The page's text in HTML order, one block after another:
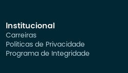
Institucional
Carreiras
Politicas de Privacidade
Programa de Integridade